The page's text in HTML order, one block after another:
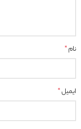
نام*
ایمیل*